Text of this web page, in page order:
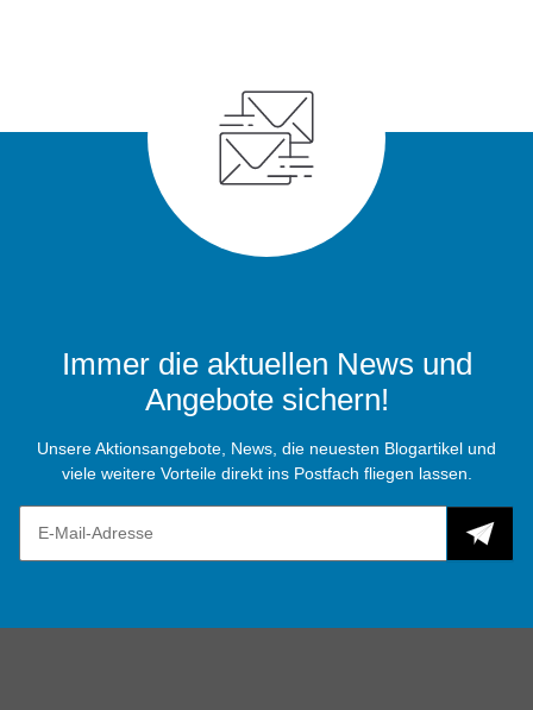
Immer die aktuellen News und
Angebote sichern!
Unsere Aktionsangebote, News, die neuesten Blogartikel und
viele weitere Vorteile direkt ins Postfach fliegen lassen.